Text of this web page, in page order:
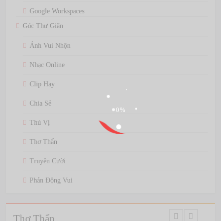
Google Workspaces
Góc Thư Giãn
Ảnh Vui Nhộn
Nhạc Online
Clip Hay
Chia Sẻ
Thú Vị
Thơ Thẩn
Truyện Cười
Phản Động Vui
Thơ Thẩn